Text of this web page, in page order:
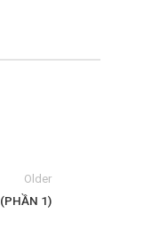
Older
1)